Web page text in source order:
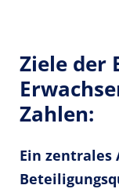
Ziele der
Zahlen:
Ein zentrales